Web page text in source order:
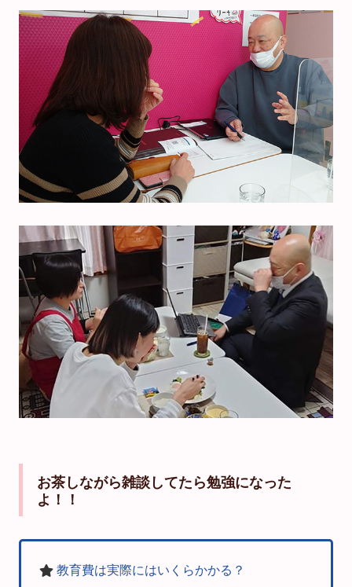
お茶しながら雑談してたら勉強になった
よ！！
教育費は実際にはいくらかかる？